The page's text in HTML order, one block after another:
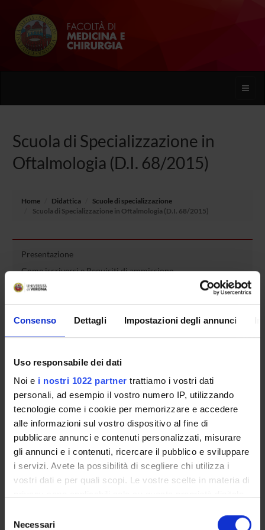
Consenso Dettagli Impostazioni degli annunci
Uso responsabile dei dati
Noi e i nostri 1022 partner trattiamo i vostri dati
personali, ad esempio il vostro numero IP, utilizzando
tecnologie come i cookie per memorizzare e accedere
alle informazioni sul vostro dispositivo al fine di
pubblicare annunci e contenuti personalizzati, misurare
gli annunci e i contenuti, ricercare il pubblico e sviluppare
i servizi. Avete la possibilità di scegliere chi utilizza i
vostri dati e per quali scopi. Le vostre scelte in materia di
modificare o revocare il proprio consenso in qualsiasi
delNecessari
Toggle
Scuola di Specializzazione in
Oftalmologia (D.I. 68/2015)
Home Didattica
Scuole di specializzazione
Scuola di Specializzazione in Oftalmologia (D.I. 68/2015)
Presentazione
Come iscriversi e Requisiti di ammissione
Piani didattici
Insegnamenti
Bacheca avvisi
Organi collegiali e di governo
Servizio Studenti Internazionali
OFFERTA FORMATIVA
SEMESTRE FILTRO